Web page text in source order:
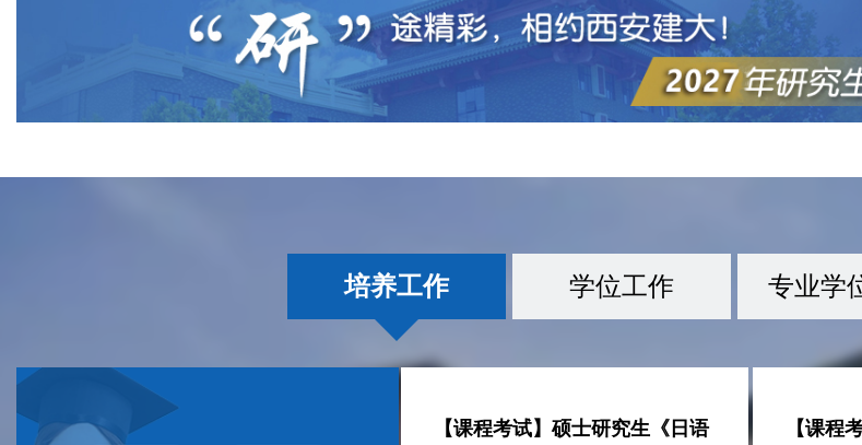
培养工作 学位工作 专业学
【课程考试】硕士研究生《日语
【课程考试】硕士研究生《新时
【课程
西安建筑科技大学2026年第二批
关于开展2026年西安建筑科技大
西安建
我校获批6项教育部学位与研究
我校相
西建大研究生招生信息网